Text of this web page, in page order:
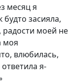
месяц я
засияла,
моей не
моя
влюбилась,
я-